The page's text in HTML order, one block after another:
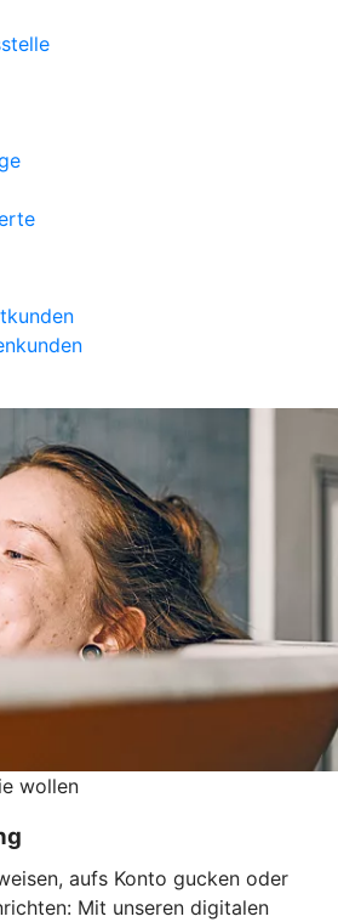
wollen
aufs Konto gucken oder
Mit unseren digitalen